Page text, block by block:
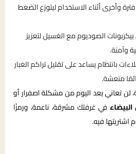
وأخرى أثناء الاستخدام ليتوزع الضغط
الصوديوم مع الغسيل لتعزيز
وآمنة.
بانتظام يساعد على تقليل تراكم الغبار
منعشة.
لن تعاني بعد اليوم من مشكلة اصفرار أو
في غرفتك مشرقة، ناعمة، ورمزًا
اشتريتها فيه.